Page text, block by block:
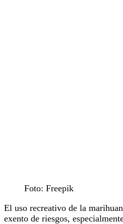
Foto: Freepik
El uso recreativo de la
exento de riesgos,